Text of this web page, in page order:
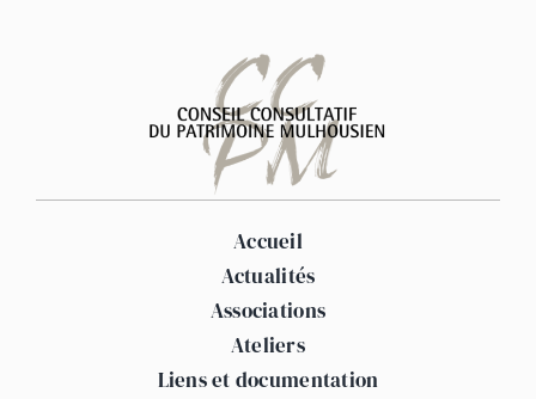
Accueil
Actualités
Associations
Ateliers
Liens et documentation